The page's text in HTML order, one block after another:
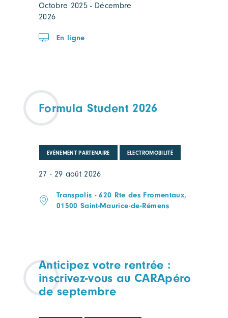
Octobre 2025 - Décembre
2026
En ligne
Formula Student 2026
EVÉNEMENT PARTENAIRE ELECTROMOBILITÉ
27 - 29 août 2026
Transpolis - 620 Rte des Fromentaux,
01500 Saint-Maurice-de-Rémens
Anticipez votre rentrée :
inscrivez-vous au CARApéro
de septembre